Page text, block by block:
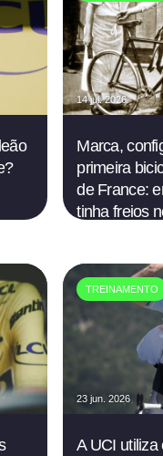
14 jul. 2026
Marca,
primeira
de France:
tinha freios
TREINAMENTO
23 jun. 2026
A UCI